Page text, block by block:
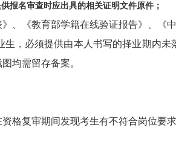
报名审查时应出具的相关证明文件原件；
《教育部学籍在线验证报告》、《中
必须提供由本人书写的择业期内未
均需留存备案。
复审期间发现考生有不符合岗位要求